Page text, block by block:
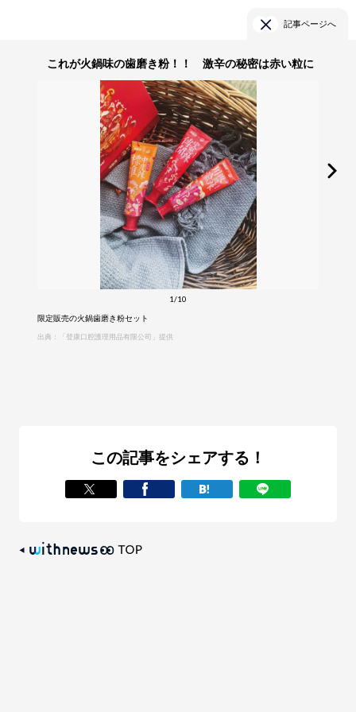
記事ページへ
これが火鍋味の歯磨き粉！！ 激辛の秘密は赤い粒に
1/10
限定販売の火鍋歯磨き粉セット
出典：「登康口腔護理用品有限公司」提供
この記事をシェアする！